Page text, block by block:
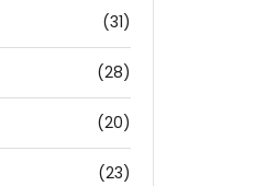
(31)
(28)
(20)
(23)